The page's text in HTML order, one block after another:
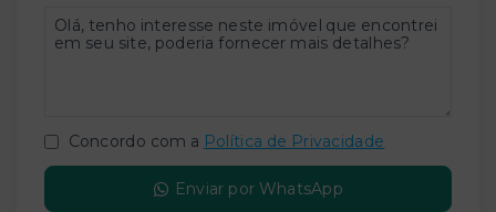
Concordo com a Política de Privacidade
Enviar por WhatsApp